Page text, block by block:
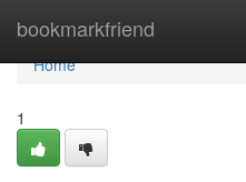
bookmarkfriend
Home
Home
1